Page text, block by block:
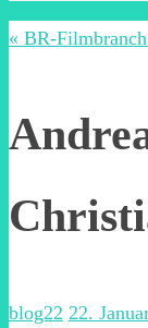
« BR-
blog22 22.